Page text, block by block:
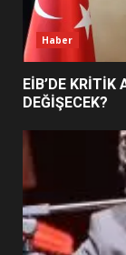
Haber
EİB’DE KRİTİK
DEĞİŞECEK?